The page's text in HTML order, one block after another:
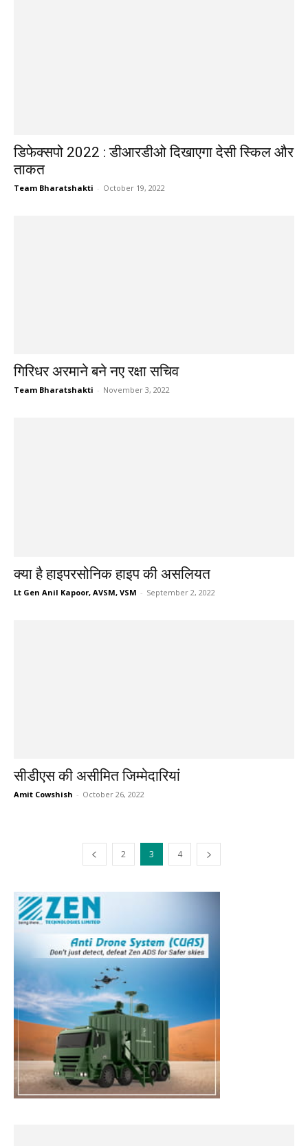
डिफेक्सपो 2022 : डीआरडीओ दिखाएगा देसी स्किल और
ताकत
Team Bharatshakti - October 19, 2022
गिरिधर अरमाने बने नए रक्षा सचिव
Team Bharatshakti - November 3, 2022
क्या है हाइपरसोनिक हाइप की असलियत
Lt Gen Anil Kapoor, AVSM, VSM - September 2, 2022
सीडीएस की असीमित जिम्मेदारियां
Amit Cowshish - October 26, 2022
2 3 4